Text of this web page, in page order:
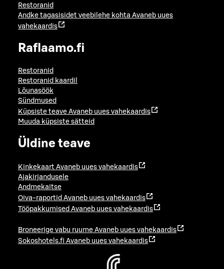
Restoranid
Andke tagasisidet veebilehe kohta Avaneb uues
vahekaardis
Raflaamo.fi
Restoranid
Restoranid kaardil
Lõunasöök
Sündmused
Küpsiste teave Avaneb uues vahekaardis
Muuda küpsiste sätteid
Üldine teave
Kinkekaart Avaneb uues vahekaardis
Ajakirjandusele
Andmekaitse
Oiva-raportid Avaneb uues vahekaardis
Tööpakkumised Avaneb uues vahekaardis
Broneerige vabu ruume Avaneb uues vahekaardis
Sokoshotels.fi Avaneb uues vahekaardis